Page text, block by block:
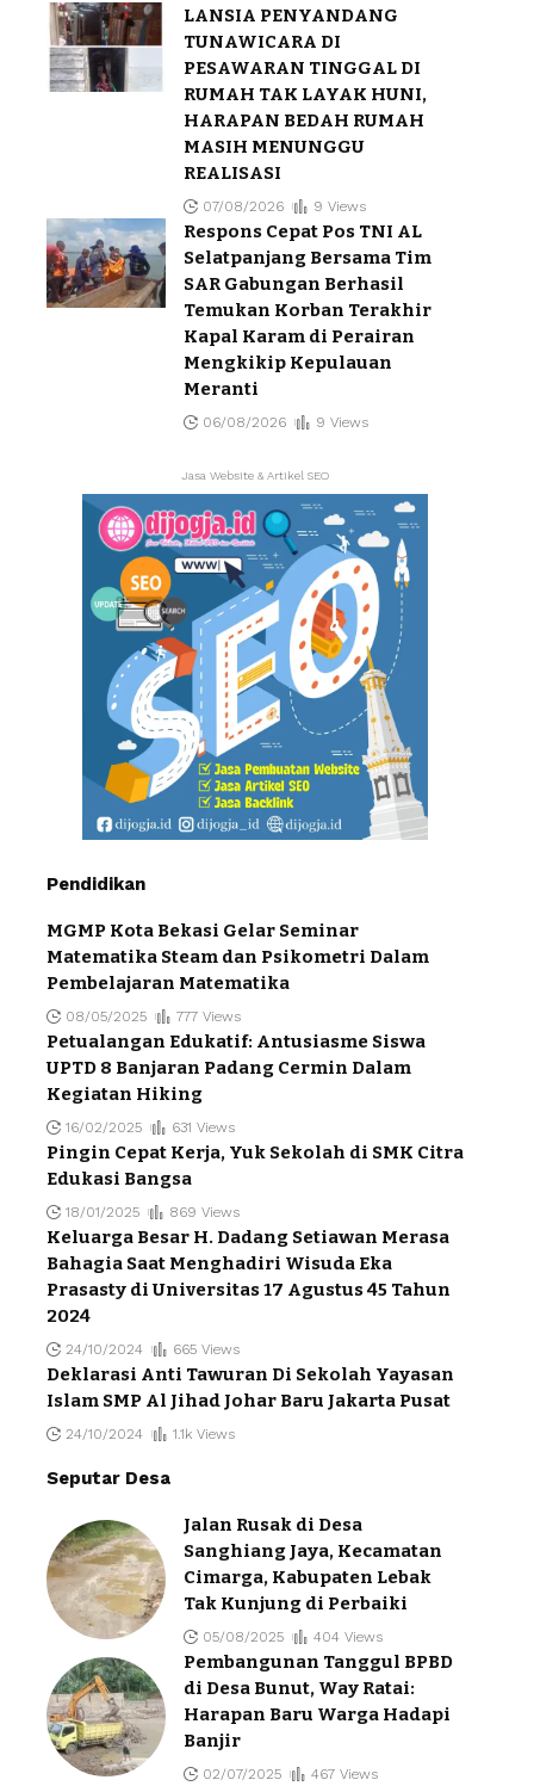
LANSIA PENYANDANG
TUNAWICARA DI
PESAWARAN TINGGAL DI
RUMAH TAK LAYAK HUNI,
HARAPAN BEDAH RUMAH
MASIH MENUNGGU
REALISASI
07/08/2026 9 Views
Respons Cepat Pos TNI AL
Selatpanjang Bersama Tim
SAR Gabungan Berhasil
Temukan Korban Terakhir
Kapal Karam di Perairan
Mengkikip Kepulauan
Meranti
06/08/2026 9 Views
Jasa Website & Artikel SEO
Pendidikan
MGMP Kota Bekasi Gelar Seminar
Matematika Steam dan Psikometri Dalam
Pembelajaran Matematika
08/05/2025 777 Views
Petualangan Edukatif: Antusiasme Siswa
UPTD 8 Banjaran Padang Cermin Dalam
Kegiatan Hiking
16/02/2025 631 Views
Pingin Cepat Kerja, Yuk Sekolah di SMK Citra
Edukasi Bangsa
18/01/2025 869 Views
Keluarga Besar H. Dadang Setiawan Merasa
Bahagia Saat Menghadiri Wisuda Eka
Prasasty di Universitas 17 Agustus 45 Tahun
2024
24/10/2024 665 Views
Deklarasi Anti Tawuran Di Sekolah Yayasan
Islam SMP Al Jihad Johar Baru Jakarta Pusat
24/10/2024 1.1k Views
Seputar Desa
Jalan Rusak di Desa
Sanghiang Jaya, Kecamatan
Cimarga, Kabupaten Lebak
Tak Kunjung di Perbaiki
05/08/2025 404 Views
Pembangunan Tanggul BPBD
di Desa Bunut, Way Ratai:
Harapan Baru Warga Hadapi
Banjir
02/07/2025 467 Views